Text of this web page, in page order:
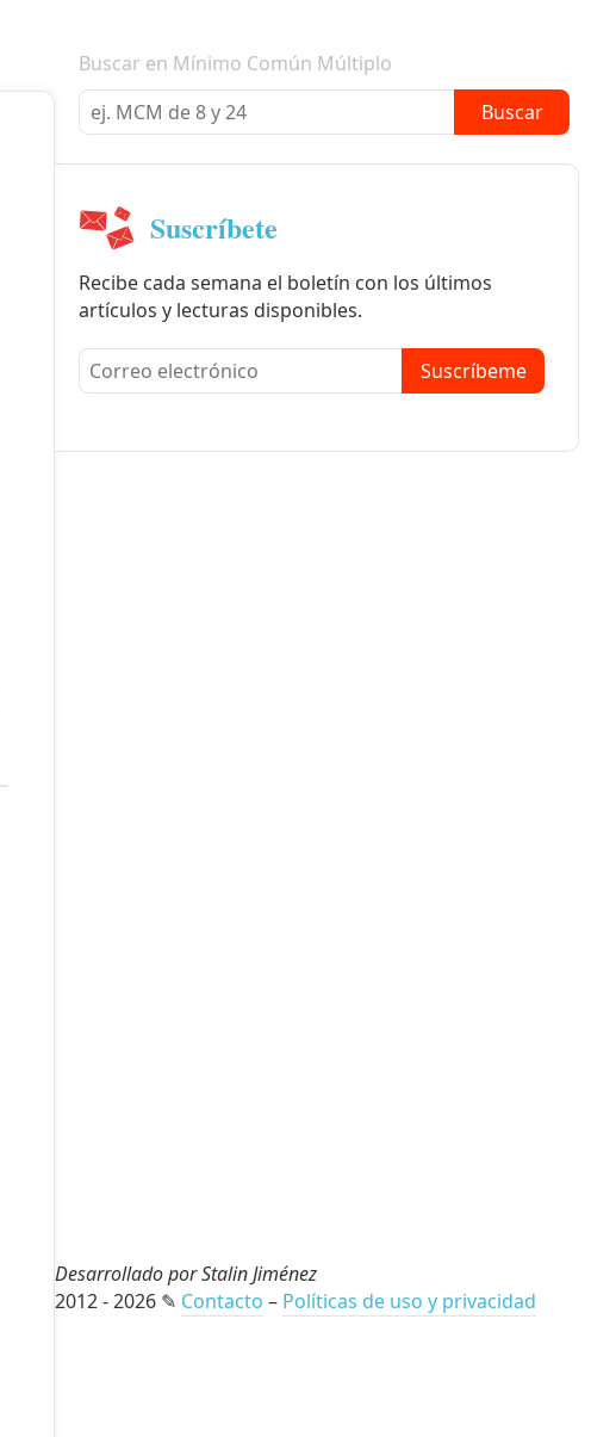
Boletín informativo
Buscar en Mínimo Común Múltiplo
Buscar
Suscríbete
Recibe cada semana el boletín con los últimos
artículos y lecturas disponibles.
Suscríbeme
Desarrollado por Stalin Jiménez
2012 - 2026 ✎ Contacto – Políticas de uso y privacidad